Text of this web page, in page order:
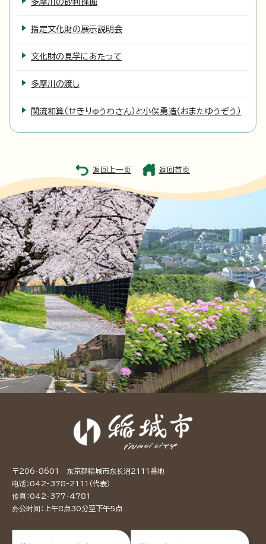
多摩川の砂利採掘
指定文化財の展示説明会
文化財の見学にあたって
多摩川の渡し
関流和算（せきりゅうわさん）と小俣勇造（おまたゆうぞう）
返回上一页 返回首页
〒206-8601 东京都稻城市东长沼2111番地
电话：042-378-2111（代表）
传真：042-377-4781
办公时间：上午8点30分至下午5点